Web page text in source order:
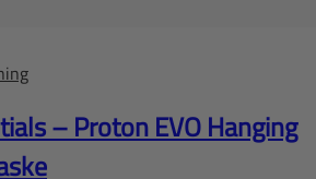
– Proton EVO Hanging